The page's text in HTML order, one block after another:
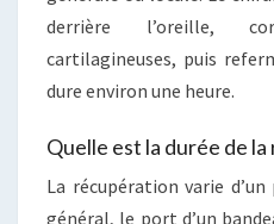
derrière l’oreille,
cartilagineuses, puis
dure environ une heure.
Quelle est la durée de
La récupération varie
général, le port d’un